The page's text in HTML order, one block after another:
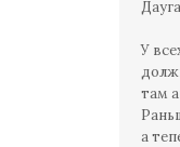
У
там
а